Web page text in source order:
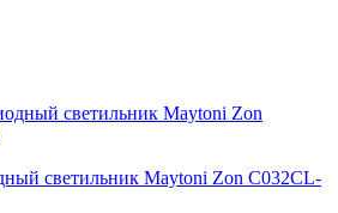
светильник Maytoni Zon C032CL-